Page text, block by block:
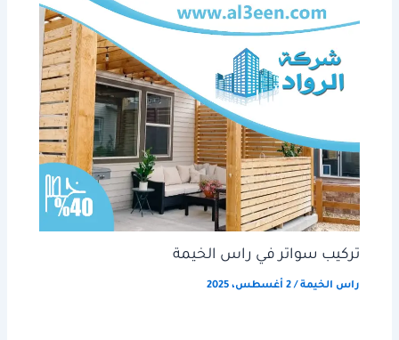
تركيب سواتر في راس الخيمة
راس الخيمة/2 أغسطس، 2025